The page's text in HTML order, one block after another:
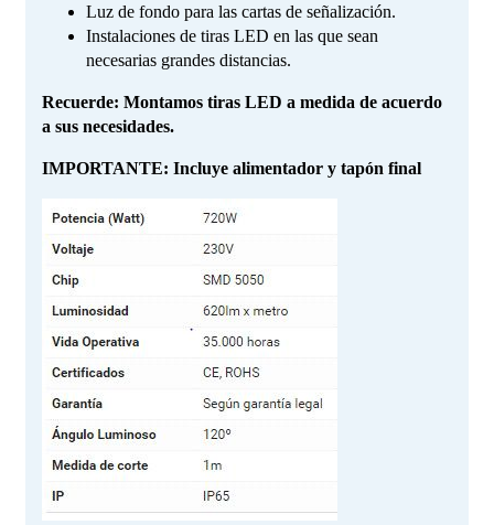
Luz de fondo para las cartas de señalización.
Instalaciones de tiras LED en las que sean
necesarias grandes distancias.
Recuerde: Montamos tiras LED a medida de acuerdo
a sus necesidades.
IMPORTANTE: Incluye alimentador y tapón final